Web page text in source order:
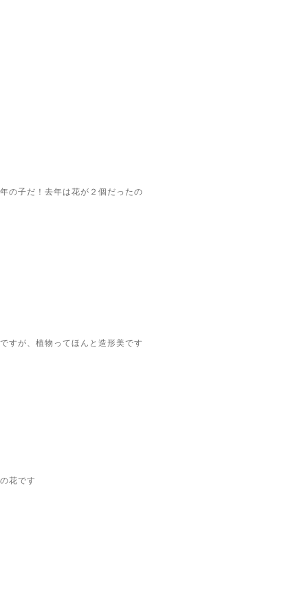
子だ！去年は花が２個だったの
が、植物ってほんと造形美です
花です